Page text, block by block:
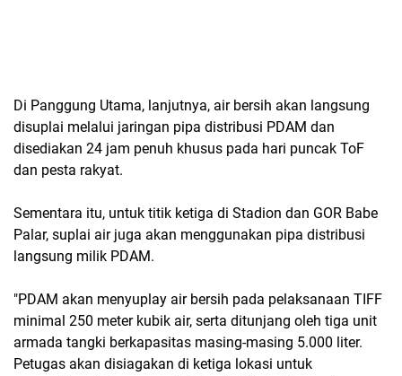
Di Panggung Utama, lanjutnya, air bersih akan langsung
disuplai melalui jaringan pipa distribusi PDAM dan
disediakan 24 jam penuh khusus pada hari puncak ToF
dan pesta rakyat.
Sementara itu, untuk titik ketiga di Stadion dan GOR Babe
Palar, suplai air juga akan menggunakan pipa distribusi
langsung milik PDAM.
"PDAM akan menyuplay air bersih pada pelaksanaan TIFF
minimal 250 meter kubik air, serta ditunjang oleh tiga unit
armada tangki berkapasitas masing-masing 5.000 liter.
Petugas akan disiagakan di ketiga lokasi untuk